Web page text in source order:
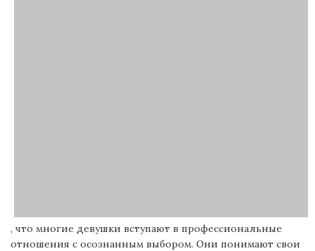
, что многие девушки вступают в профессиональные
отношения с осознанным выбором. Они понимают свои